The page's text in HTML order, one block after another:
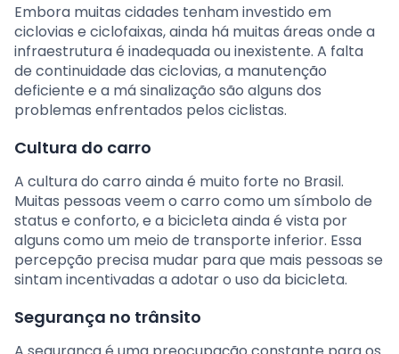
Embora muitas cidades tenham investido em
ciclovias e ciclofaixas, ainda há muitas áreas onde a
infraestrutura é inadequada ou inexistente. A falta
de continuidade das ciclovias, a manutenção
deficiente e a má sinalização são alguns dos
problemas enfrentados pelos ciclistas.
Cultura do carro
A cultura do carro ainda é muito forte no Brasil.
Muitas pessoas veem o carro como um símbolo de
status e conforto, e a bicicleta ainda é vista por
alguns como um meio de transporte inferior. Essa
percepção precisa mudar para que mais pessoas se
sintam incentivadas a adotar o uso da bicicleta.
Segurança no trânsito